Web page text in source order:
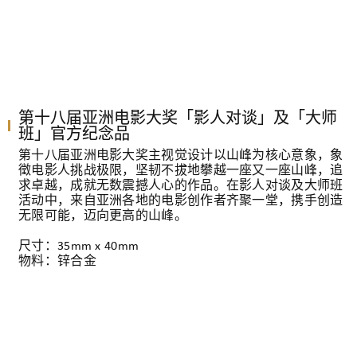
第十八届亚洲电影大奖「影人对谈」及「大师
班」官方纪念品
第十八届亚洲电影大奖主视觉设计以山峰为核心意象，象
徵电影人挑战极限，坚韧不拔地攀越一座又一座山峰，追
求卓越，成就无数震撼人心的作品。在影人对谈及大师班
活动中，来自亚洲各地的电影创作者齐聚一堂，携手创造
无限可能，迈向更高的山峰。
尺寸：35mm x 40mm
物料：锌合金